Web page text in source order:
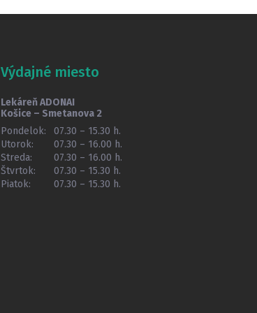
Výdajné miesto
Lekáreň ADONAI
Košice – Smetanova 2
Pondelok:
07.30 – 15.30 h.
Utorok:
07.30 – 16.00 h.
Streda:
07.30 – 16.00 h.
Štvrtok:
07.30 – 15.30 h.
Piatok:
07.30 – 15.30 h.